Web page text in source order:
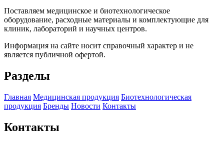
Поставляем медицинское и биотехнологическое
оборудование, расходные материалы и комплектующие для
клиник, лабораторий и научных центров.
Информация на сайте носит справочный характер и не
является публичной офертой.
Разделы
Главная Медицинская продукция Биотехнологическая
продукция Бренды Новости Контакты
Контакты